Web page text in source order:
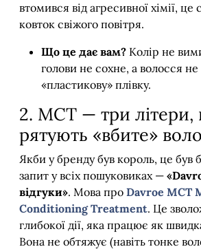
втомився від агресивної хімії, це
ковток свіжого повітря.
Що це дає вам? Колір не
голови не сохне, а волосся
«пластикову» плівку.
2. MCT — три
рятують «вбите»
Якби у бренду був король, це був
запит у всіх пошуковиках —
відгуки». Мова про Davroe MCT
Conditioning Treatment. Це
глибокої дії, яка працює як
Вона не обтяжує (навіть тонке